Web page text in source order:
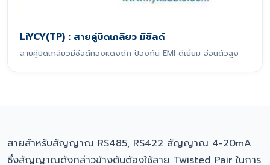
LiYCY(TP) : สายคู่บิดเกลียว มีชีลด์
สายคู่บิดเกลียวมีชีลด์ทองแดงถัก ป้องกัน EMI ดีเยี่ยม อ่อนตัวสูง
สายสำหรับสัญญาณ RS485, RS422 สัญญาณ 4-20mA
ซึ่งสัญญาณดังกล่าวข้างต้นต้องใช้สาย Twisted Pair ในการ